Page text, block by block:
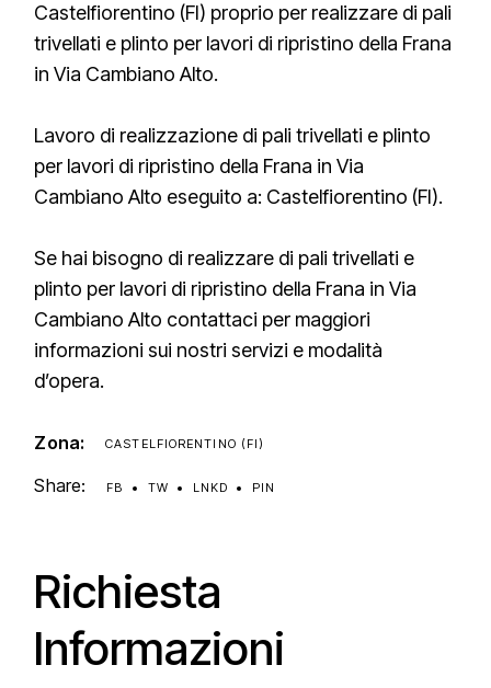
Castelfiorentino (FI) proprio per realizzare di pali
trivellati e plinto per lavori di ripristino della Frana
in Via Cambiano Alto.
Lavoro di realizzazione di pali trivellati e plinto
per lavori di ripristino della Frana in Via
Cambiano Alto eseguito a: Castelfiorentino (FI).
Se hai bisogno di realizzare di pali trivellati e
plinto per lavori di ripristino della Frana in Via
Cambiano Alto contattaci per maggiori
informazioni sui nostri servizi e modalità
d’opera.
Zona: CASTELFIORENTINO (FI)
Share: FB TW LNKD PIN
Richiesta
Informazioni